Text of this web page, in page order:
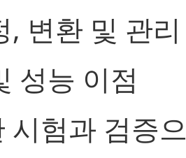
, 변환 및 관
성능 이점
시험과 검증